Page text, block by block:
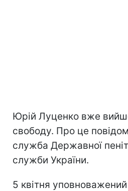
Юрій Луценко вже
свободу. Про це
служба Державної
служби України.
5 квітня